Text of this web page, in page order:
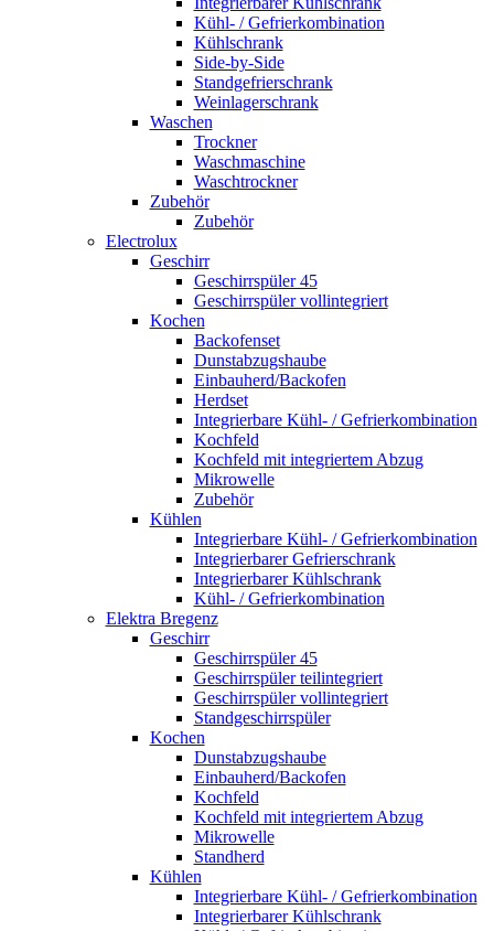
Kühl- / Gefrierkombination
Kühlschrank
Side-by-Side
Standgefrierschrank
Weinlagerschrank
Waschen
Trockner
Waschmaschine
Waschtrockner
Zubehör
Zubehör
Electrolux
Geschirr
Geschirrspüler 45
Geschirrspüler vollintegriert
Kochen
Backofenset
Dunstabzugshaube
Einbauherd/Backofen
Herdset
Integrierbare Kühl- / Gefrierkombination
Kochfeld
Kochfeld mit integriertem Abzug
Mikrowelle
Zubehör
Kühlen
Integrierbare Kühl- / Gefrierkombination
Integrierbarer Gefrierschrank
Integrierbarer Kühlschrank
Kühl- / Gefrierkombination
Elektra Bregenz
Geschirr
Geschirrspüler 45
Geschirrspüler teilintegriert
Geschirrspüler vollintegriert
Standgeschirrspüler
Kochen
Dunstabzugshaube
Einbauherd/Backofen
Kochfeld
Kochfeld mit integriertem Abzug
Mikrowelle
Standherd
Kühlen
Integrierbare Kühl- / Gefrierkombination
Integrierbarer Kühlschrank